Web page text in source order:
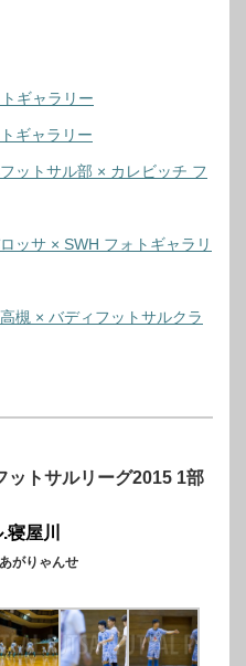
ギャラリー
ギャラリー
ットサル部 × カレビッチ フ
ッサ × SWH フォトギャラリ
槻 × バディフットサルクラ
トサルリーグ2015 1部
屋川
がりゃんせ